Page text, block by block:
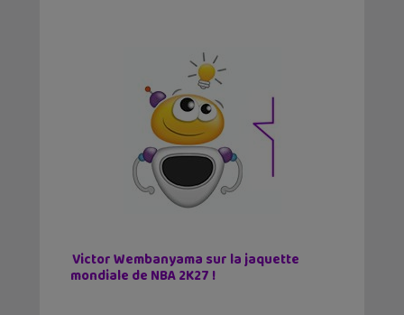
Victor Wembanyama sur la jaquette
mondiale de NBA 2K27 !